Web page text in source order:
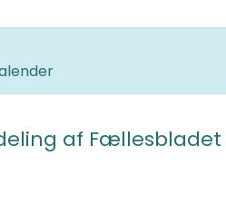
af Fællesbladet